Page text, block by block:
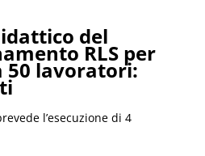
del
RLS per
50 lavoratori:
l’esecuzione di 4